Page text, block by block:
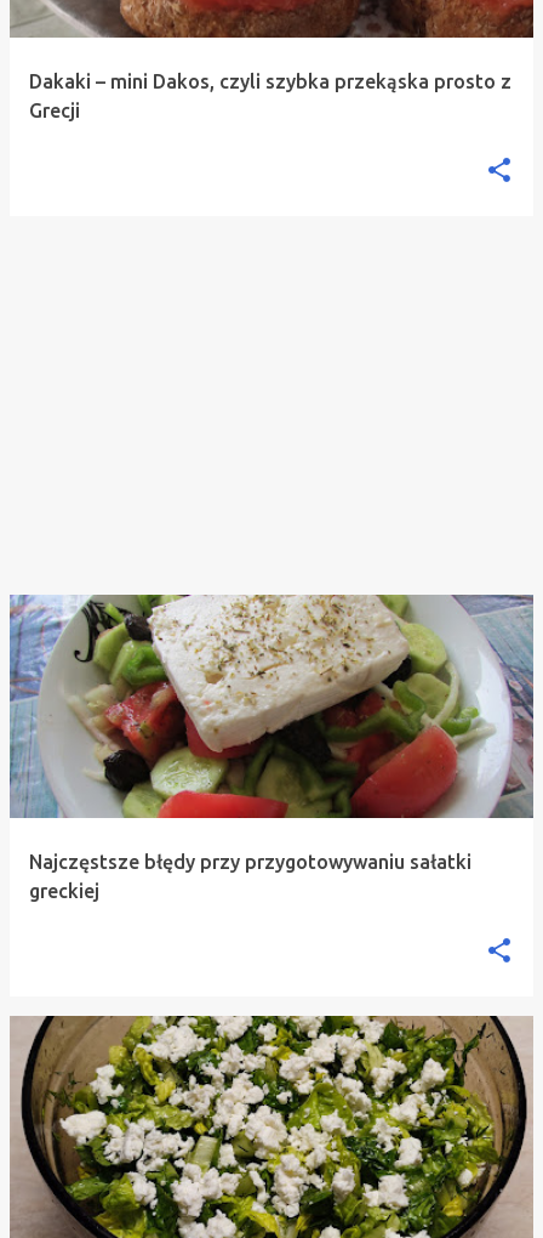
Dakaki – mini Dakos, czyli szybka przekąska prosto z
Grecji
Najczęstsze błędy przy przygotowywaniu sałatki
greckiej